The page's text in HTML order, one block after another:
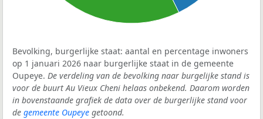
Bevolking, burgerlijke staat: aantal en percentage inwoners
op 1 januari 2026 naar burgerlijke staat in de gemeente
Oupeye. De verdeling van de bevolking naar burgelijke stand is
voor de buurt Au Vieux Cheni helaas onbekend. Daarom worden
in bovenstaande grafiek de data over de burgerlijke stand voor
de gemeente Oupeye getoond.